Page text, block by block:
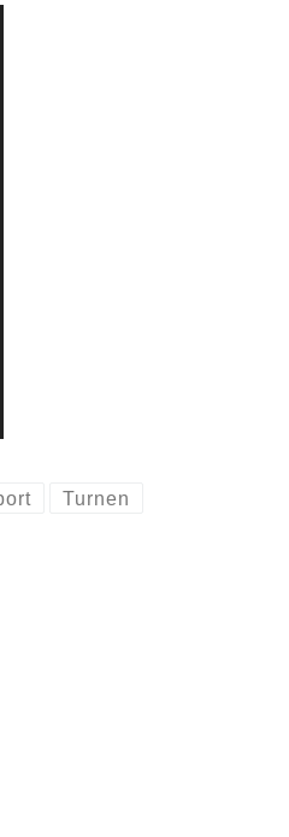
Turnen